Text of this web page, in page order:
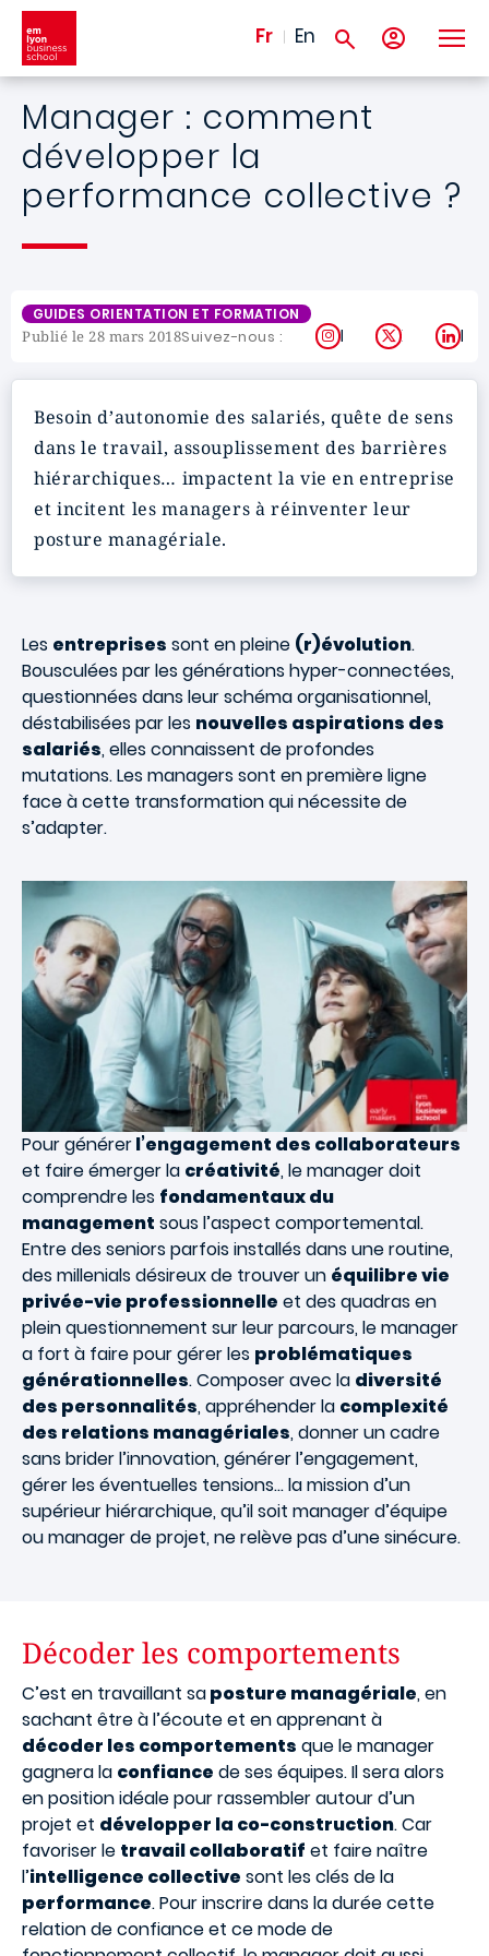
Aller au contenu principal
Fr En
Manager : comment
développer la
performance collective ?
GUIDES ORIENTATION ET FORMATION
Publié le 28 mars 2018Suivez-nous : Instagram
X
Besoin d’autonomie des salariés, quête de sens
dans le travail, assouplissement des barrières
hiérarchiques… impactent la vie en entreprise
et incitent les managers à réinventer leur
posture managériale.
Les entreprises sont en pleine (r)évolution.
Bousculées par les générations hyper-connectées,
questionnées dans leur schéma organisationnel,
déstabilisées par les nouvelles aspirations des
salariés, elles connaissent de profondes
mutations. Les managers sont en première ligne
face à cette transformation qui nécessite de
s’adapter.
Pour générerl’engagement des collaborateurs
et faire émerger la créativité, le manager doit
comprendre les fondamentaux du
management sous l’aspect comportemental.
Entre des seniors parfois installés dans une routine,
des millenials désireux de trouver un équilibre vie
privée-vie professionnelle et des quadras en
plein questionnement sur leur parcours, le manager
a fort à faire pour gérer les problématiques
générationnelles. Composer avec la diversité
des personnalités, appréhender la complexité
des relations managériales, donner un cadre
sans brider l’innovation, générer l’engagement,
gérer les éventuelles tensions… la mission d’un
supérieur hiérarchique, qu’il soit manager d’équipe
ou manager de projet, ne relève pas d’une sinécure.
Décoder les comportements
C’est en travaillant saposture managériale, en
sachant être à l’écoute et en apprenant à
décoder les comportements que le manager
gagnera la confiance de ses équipes. Il sera alors
en position idéale pour rassembler autour d’un
projet et développer la co-construction. Car
favoriser le travail collaboratif et faire naître
l’intelligence collective sont les clés de la
performance. Pour inscrire dans la durée cette
relation de confiance et ce mode de